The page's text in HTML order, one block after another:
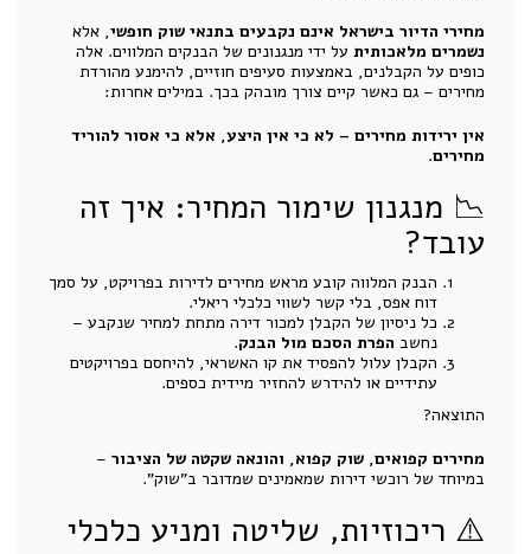
מחירי הדיור בישראל אינם נקבעים בתנאי שוק חופשי, אלא
נשמרים מלאכותית על ידי מנגנונים של הבנקים המלווים. אלה
כופים על הקבלנים, באמצעות סעיפים חוזיים, להימנע מהורדת
מחירים – גם כאשר קיים צורך מובהק בכך. במילים אחרות:
אין ירידות מחירים – לא כי אין היצע, אלא כי אסור להוריד
מחירים.
📉 מנגנון שימור המחיר: איך זה
עובד?
הבנק המלווה קובע מראש מחירים לדירות בפרויקט, על סמך
דוח אפס, בלי קשר לשווי כלכלי ריאלי.
כל ניסיון של הקבלן למכור דירה מתחת למחיר שנקבע –
נחשב הפרת הסכם מול הבנק.
הקבלן עלול להפסיד את קו האשראי, להיחסם בפרויקטים
עתידיים או להידרש להחזיר מיידית כספים.
התוצאה?
מחירים קפואים, שוק קפוא, והונאה שקטה של הציבור –
במיוחד של רוכשי דירות שמאמינים שמדובר ב"שוק".
⚠️ ריכוזיות, שליטה ומניע כלכלי